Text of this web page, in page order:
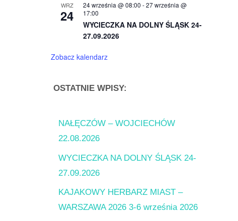
WRZ
24
24 września @ 08:00 -27 września @
17:00
WYCIECZKA NA DOLNY ŚLĄSK 24-
27.09.2026
Zobacz kalendarz
OSTATNIE WPISY:
NAŁĘCZÓW – WOJCIECHÓW
22.08.2026
WYCIECZKA NA DOLNY ŚLĄSK 24-
27.09.2026
KAJAKOWY HERBARZ MIAST –
WARSZAWA 2026 3-6 września 2026